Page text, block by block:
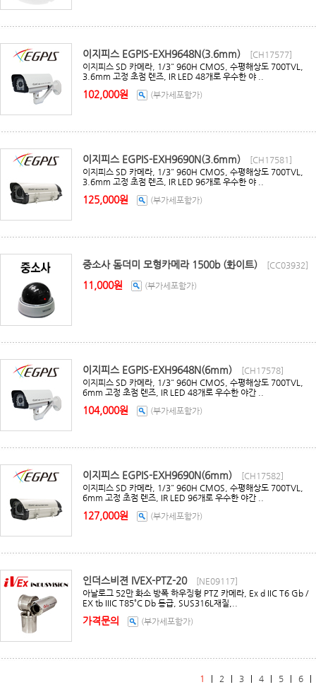
이지피스 EGPIS-EXH9648N(3.6mm)
[CH17577]
이지피스 SD 카메라, 1/3" 960H CMOS, 수평해상도 700TVL,
3.6mm 고정 초점 렌즈, IR LED 48개로 우수한 야 ..
102,000원 (부가세포함가)
이지피스 EGPIS-EXH9690N(3.6mm)
[CH17581]
이지피스 SD 카메라, 1/3" 960H CMOS, 수평해상도 700TVL,
3.6mm 고정 초점 렌즈, IR LED 96개로 우수한 야 ..
125,000원 (부가세포함가)
중소사 돔더미 모형카메라 1500b (화이트) [CC03932]
11,000원 (부가세포함가)
이지피스 EGPIS-EXH9648N(6mm)
[CH17578]
이지피스 SD 카메라, 1/3" 960H CMOS, 수평해상도 700TVL,
6mm 고정 초점 렌즈, IR LED 48개로 우수한 야간 ..
104,000원 (부가세포함가)
이지피스 EGPIS-EXH9690N(6mm)
[CH17582]
이지피스 SD 카메라, 1/3" 960H CMOS, 수평해상도 700TVL,
6mm 고정 초점 렌즈, IR LED 96개로 우수한 야간 ..
127,000원 (부가세포함가)
인더스비젼 IVEX-PTZ-20
[NE09117]
아날로그 52만 화소 방폭 하우징형 PTZ 카메라, Ex d IIC T6 Gb /
EX tb IIIC T85˚C Db 등급, SUS316L재질,..
가격문의 (부가세포함가)
1 | 2 | 3 | 4 | 5 | 6